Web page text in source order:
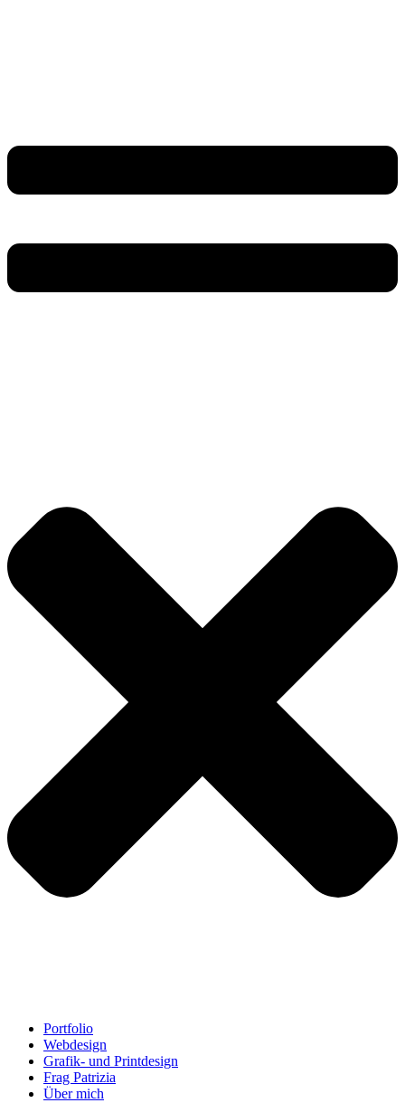
Portfolio
Webdesign
Grafik- und Printdesign
Frag Patrizia
Über mich